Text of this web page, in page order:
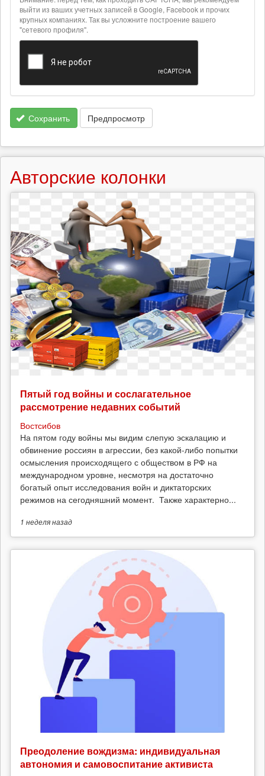
текстовых
форматах
выйти из ваших учетных записей в Google, Facebook и прочих
крупных компаниях. Так вы усложните построение вашего
"сетевого профиля".
Сохранить Предпросмотр
Авторские колонки
Пятый год войны и сослагательное
рассмотрение недавних событий
Востсибов
На пятом году войны мы видим слепую эскалацию и
обвинение россиян в агрессии, без какой-либо попытки
осмысления происходящего с обществом в РФ на
международном уровне, несмотря на достаточно
богатый опыт исследования войн и диктаторских
режимов на сегодняшний момент. Также характерно...
1 неделяназад
Преодоление вождизма: индивидуальная
автономия и самовоспитание активиста